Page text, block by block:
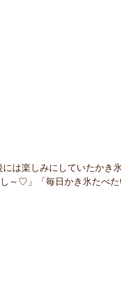
には楽しみにしていたかき
し～♡」「毎日かき氷たべ